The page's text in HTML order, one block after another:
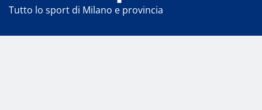
Tutto lo sport di Milano e provincia